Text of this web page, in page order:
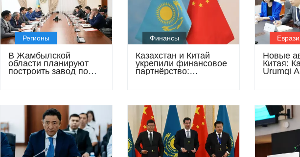
Регионы
В Жамбылской
области планируют
построить завод по
Финансы
Казахстан и Китай
укрепили финансовое
партнёрство:
Новые
Китая:
Urumqi